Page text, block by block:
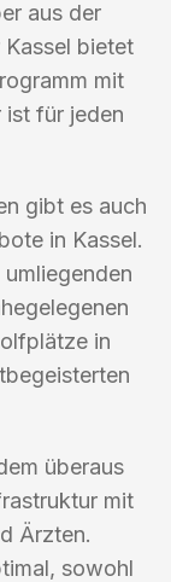
aus der
bietet
mit
ist für jeden
gibt es auch
in Kassel.
in
überaus
mit
Ärzten.
sowohl